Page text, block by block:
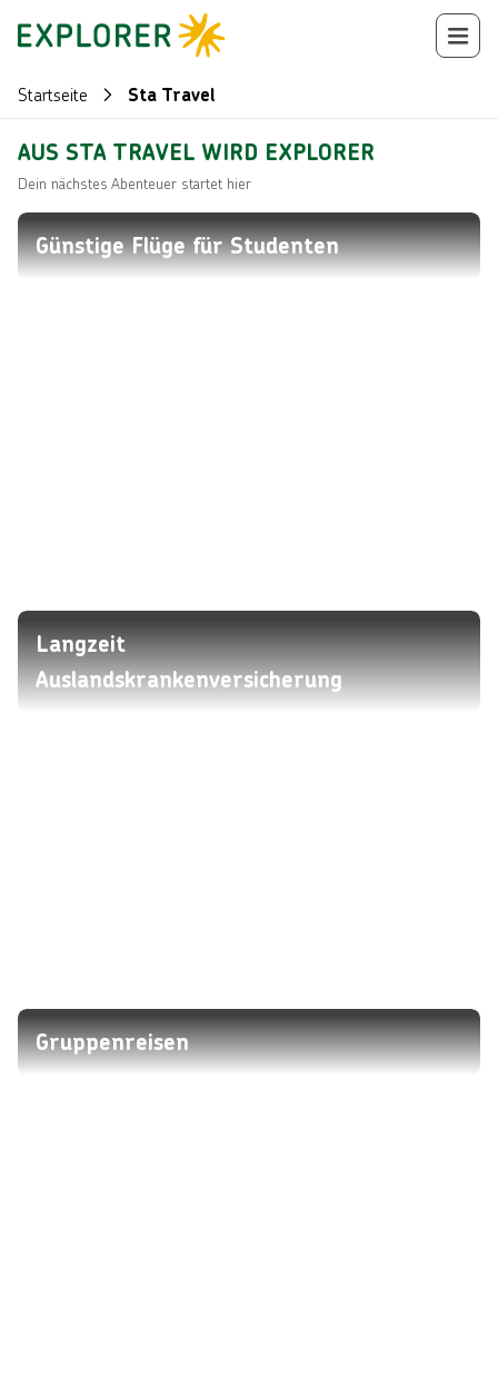
Startseite Sta Travel
AUS STA TRAVEL WIRD EXPLORER
Dein nächstes Abenteuer startet hier
Günstige Flüge für Studenten
Langzeit
Auslandskrankenversicherung
Gruppenreisen